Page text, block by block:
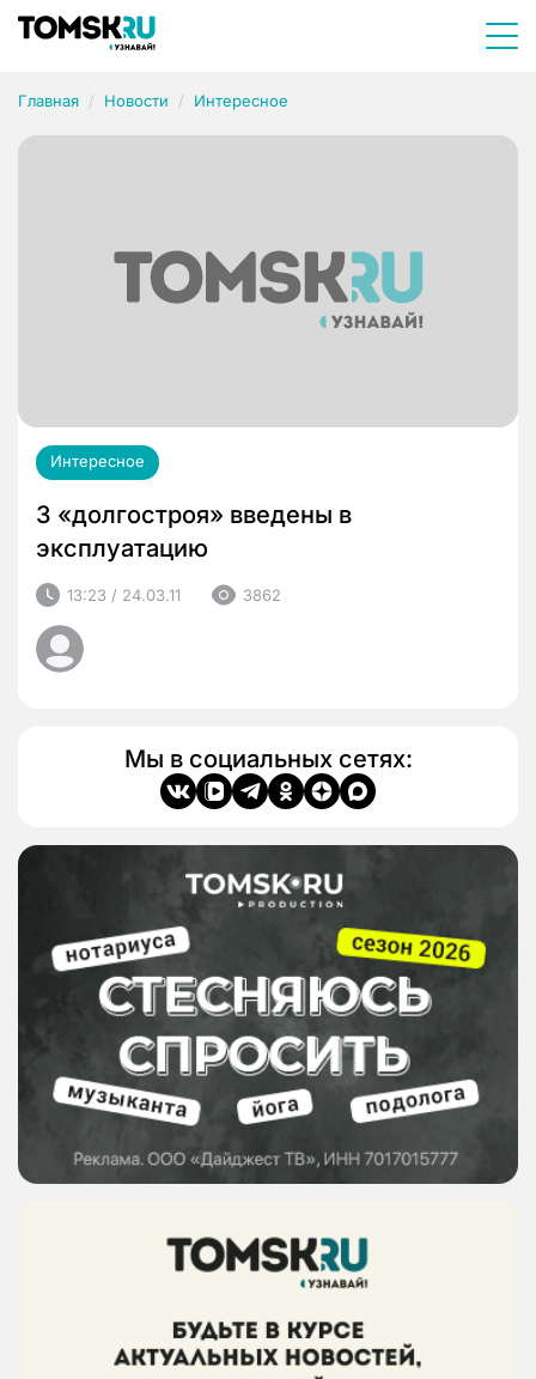
Главная Новости Интересное
Интересное
3 «долгостроя» введены в
эксплуатацию
13:23 / 24.03.11 3862
Мы в социальных сетях: